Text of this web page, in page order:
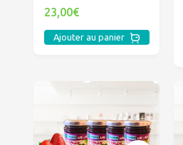
23,00€
Ajouter au panier